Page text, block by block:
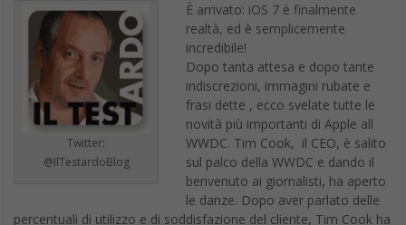
Twitter:
@IlTestardoBlog
È arrivato: iOS 7 è finalmente
realtà, ed è semplicemente
incredibile!
Dopo tanta attesa e dopo tante
indiscrezioni, immagini rubate e
frasi dette , ecco svelate tutte le
novità più importanti di Apple all
WWDC. Tim Cook, il CEO, è salito
sul palco della WWDC e dando il
benvenuto ai giornalisti, ha aperto
le danze. Dopo aver parlato delle
percentuali di utilizzo e di soddisfazione del cliente, Tim Cook ha